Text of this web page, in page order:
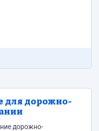
для дорожно-
дорожно-